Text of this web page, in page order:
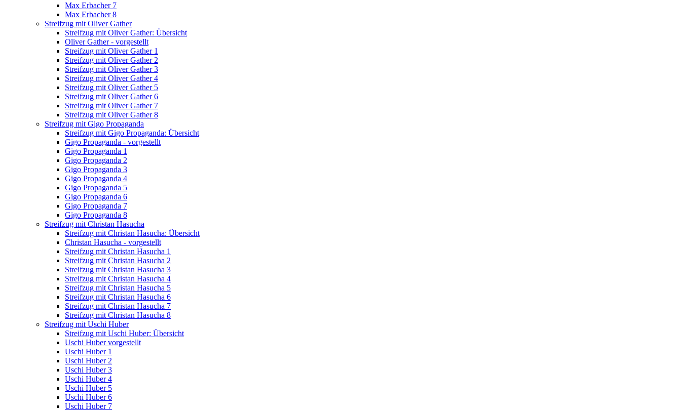
Max Erbacher 7
Max Erbacher 8
Streifzug mit Oliver Gather
Streifzug mit Oliver Gather: Übersicht
Oliver Gather - vorgestellt
Streifzug mit Oliver Gather 1
Streifzug mit Oliver Gather 2
Streifzug mit Oliver Gather 3
Streifzug mit Oliver Gather 4
Streifzug mit Oliver Gather 5
Streifzug mit Oliver Gather 6
Streifzug mit Oliver Gather 7
Streifzug mit Oliver Gather 8
Streifzug mit Gigo Propaganda
Streifzug mit Gigo Propaganda: Übersicht
Gigo Propaganda - vorgestellt
Gigo Propaganda 1
Gigo Propaganda 2
Gigo Propaganda 3
Gigo Propaganda 4
Gigo Propaganda 5
Gigo Propaganda 6
Gigo Propaganda 7
Gigo Propaganda 8
Streifzug mit Christan Hasucha
Streifzug mit Christan Hasucha: Übersicht
Christan Hasucha - vorgestellt
Streifzug mit Christan Hasucha 1
Streifzug mit Christan Hasucha 2
Streifzug mit Christan Hasucha 3
Streifzug mit Christan Hasucha 4
Streifzug mit Christan Hasucha 5
Streifzug mit Christan Hasucha 6
Streifzug mit Christan Hasucha 7
Streifzug mit Christan Hasucha 8
Streifzug mit Uschi Huber
Streifzug mit Uschi Huber: Übersicht
Uschi Huber vorgestellt
Uschi Huber 1
Uschi Huber 2
Uschi Huber 3
Uschi Huber 4
Uschi Huber 5
Uschi Huber 6
Uschi Huber 7